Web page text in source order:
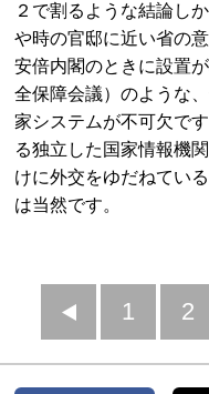
２で割るような結論し
や時の官邸に近い省の
安倍内閣のときに設置
全保障会議）のような
家システムが不可欠で
る独立した国家情報機
けに外交をゆだねてい
は当然です。
前
へ
1 2